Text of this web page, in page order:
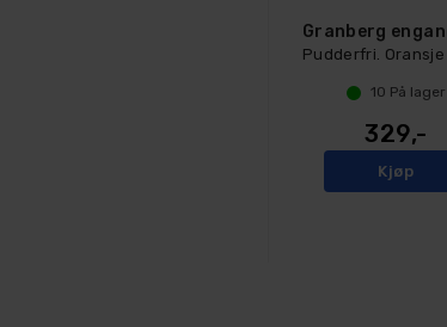
10 På lager
329,-
Kjøp